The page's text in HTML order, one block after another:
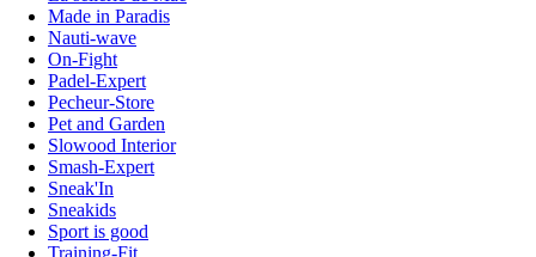
Made in Paradis
Nauti-wave
On-Fight
Padel-Expert
Pecheur-Store
Pet and Garden
Slowood Interior
Smash-Expert
Sneak'In
Sneakids
Sport is good
Training-Fit